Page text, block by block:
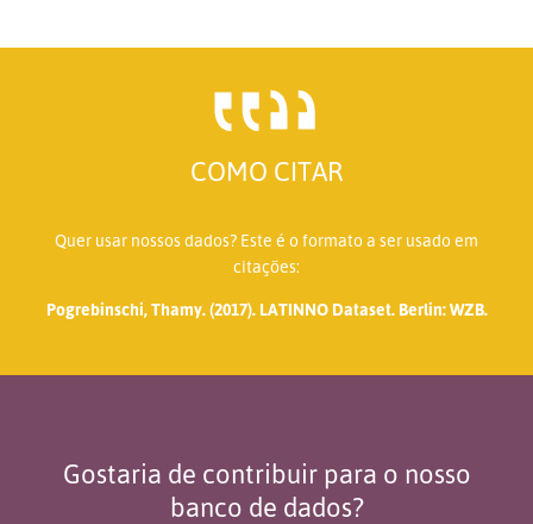
COMO CITAR
Quer usar nossos dados? Este é o formato a ser usado em
citações:
Pogrebinschi, Thamy. (2017). LATINNO Dataset. Berlin: WZB.
Gostaria de contribuir para o nosso
banco de dados?